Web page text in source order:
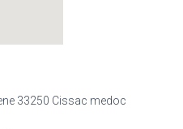
33250 Cissac medoc